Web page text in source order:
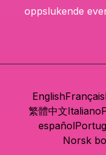
oppslukende
EnglishFrançais
繁體中文Italiano
español
Norsk